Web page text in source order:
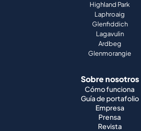
Highland Park
Laphroaig
Glenfiddich
Lagavulin
Ardbeg
Glenmorangie
Sobre nosotros
Cómo funciona
Guía de portafolio
Empresa
Prensa
Revista